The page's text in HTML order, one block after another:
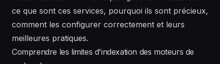
ce que sont ces services, pourquoi ils sont précieux,
comment les configurer correctement et leurs
meilleures pratiques.
Comprendre les limites d'indexation des moteurs de